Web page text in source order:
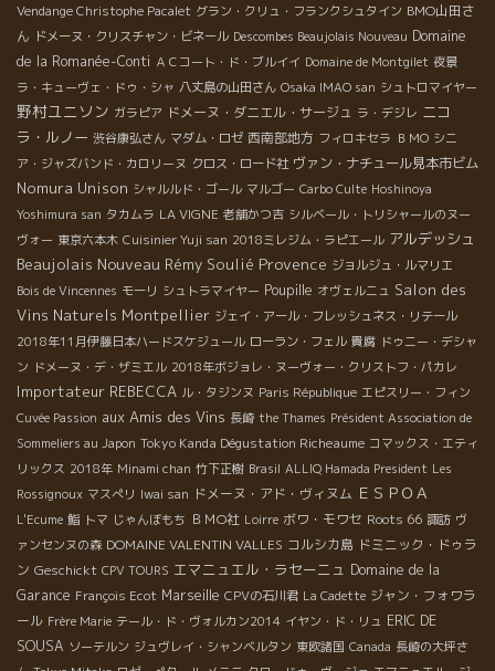
Vendange Christophe Pacalet グラン・クリュ・フランクシュタイン BMO山田さ
ん ドメーヌ・クリスチャン・ビネール Descombes Beaujolais Nouveau Domaine
de la Romanée-Conti ＡＣコート・ド・ブルイイ Domaine de Montgilet 夜景
ラ・キューヴェ・ドゥ・シャ 八丈島の山田さん Osaka IMAO san シュトロマイヤー
野村ユニソン ガラピア ドメーヌ・ダニエル・サージュ ラ・デジレ ニコ
ラ・ルノー 渋谷康弘さん マダム・ロゼ 西南部地方 フィロキセラ ＢＭО シニ
ア・ジャズバンド・カロリーヌ クロス・ロード社 ヴァン・ナチュール見本市ビム
Nomura Unison シャルルド・ゴール マルゴー Carbo Culte Hoshinoya
Yoshimura san タカムラ LA VIGNE 老舗かつ吉 シルベール・トリシャールのヌー
ヴォー 東京六本木 Cuisinier Yuji san 2018ミレジム・ラピエール アルデッシュ
Beaujolais Nouveau Rémy Soulié Provence ジョルジュ・ルマリエ
Bois de Vincennes モーリ シュトラマイヤー Poupille オヴェルニュ Salon des
Vins Naturels Montpellier ジェイ・アール・フレッシュネス・リテール
2018年11月伊藤日本ハードスケジュール ローラン・フェル 貴腐 ドゥニー・デシャ
ン ドメーヌ・デ・ザミエル 2018年ボジョレ・ヌーヴォー・クリストフ・パカレ
Importateur REBECCA ル・タジンヌ Paris République エピスリー・フィン
Cuvée Passion aux Amis des Vins 長崎 the Thames Président Association de
Sommeliers au Japon Tokyo Kanda Dégustation Richeaume コマックス・エティ
リックス 2018年 Minami chan 竹下正樹 Brasil ALLIQ Hamada President Les
Rossignoux マスぺリ Iwai san ドメーヌ・アド・ヴィヌム ＥＳＰＯＡ
L'Ecume 鮨 トマ じゃんぼもち ＢＭО社 Loirre ボワ・モワセ Roots 66 諏訪 ヴ
ァンセンヌの森 DOMAINE VALENTIN VALLES コルシカ島 ドミニック・ドゥラ
ン Geschickt CPV TOURS エマニュエル・ラセーニュ Domaine de la
Garance François Ecot Marseille CPVの石川君 La Cadette ジャン・フォワラ
ール Frère Marie テール・ド・ヴォルカン2014 イヤン・ド・リュ ERIC DE
SOUSA ソーテルン ジュヴレイ・シャンベルタン 東欧諸国 Canada 長崎の大坪さ